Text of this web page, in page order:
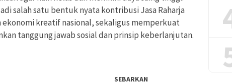
salah satu bentuk nyata kontribusi Jasa Raharja
kreatif nasional, sekaligus memperkuat
tanggung jawab sosial dan prinsip keberlanjutan.
SEBARKAN